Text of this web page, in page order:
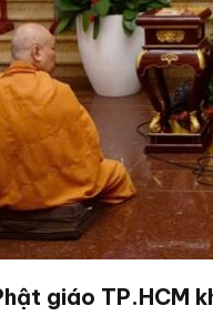
giáo TP.HCM